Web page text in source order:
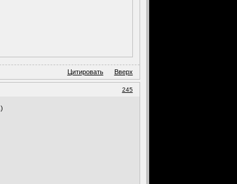
Цитировать Вверх
245